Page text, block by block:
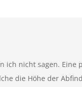
nicht sagen. Eine
die Höhe der